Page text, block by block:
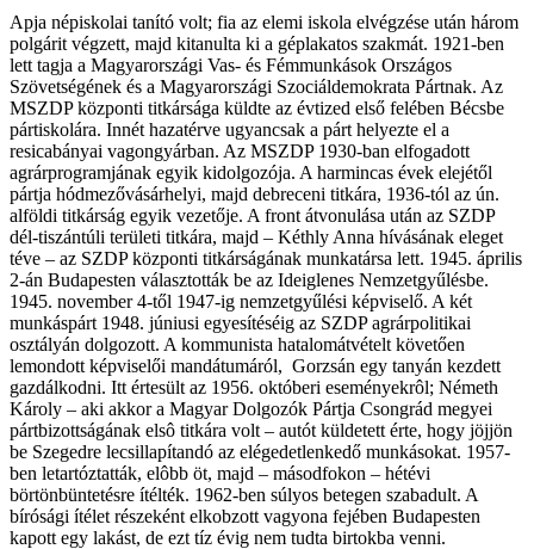
Apja népiskolai tanító volt; fia az elemi iskola elvégzése után három
polgárit végzett, majd kitanulta ki a géplakatos szakmát. 1921-ben
lett tagja a Magyarországi Vas- és Fémmunkások Országos
Szövetségének és a Magyarországi Szociáldemokrata Pártnak. Az
MSZDP központi titkársága küldte az évtized első felében Bécsbe
pártiskolára. Innét hazatérve ugyancsak a párt helyezte el a
resicabányai vagongyárban. Az MSZDP 1930-ban elfogadott
agrárprogramjának egyik kidolgozója. A harmincas évek elejétől
pártja hódmezővásárhelyi, majd debreceni titkára, 1936-tól az ún.
alföldi titkárság egyik vezetője. A front átvonulása után az SZDP
dél-tiszántúli területi titkára, majd – Kéthly Anna hívásának eleget
téve – az SZDP központi titkárságának munkatársa lett. 1945. április
2-án Budapesten választották be az Ideiglenes Nemzetgyűlésbe.
1945. november 4-től 1947-ig nemzetgyűlési képviselő. A két
munkáspárt 1948. júniusi egyesítéséig az SZDP agrárpolitikai
osztályán dolgozott. A kommunista hatalomátvételt követően
lemondott képviselői mandátumáról, Gorzsán egy tanyán kezdett
gazdálkodni. Itt értesült az 1956. októberi eseményekrôl; Németh
Károly – aki akkor a Magyar Dolgozók Pártja Csongrád megyei
pártbizottságának elsô titkára volt – autót küldetett érte, hogy jöjjön
be Szegedre lecsillapítandó az elégedetlenkedő munkásokat. 1957-
ben letartóztatták, elôbb öt, majd – másodfokon – hétévi
börtönbüntetésre ítélték. 1962-ben súlyos betegen szabadult. A
bírósági ítélet részeként elkobzott vagyona fejében Budapesten
kapott egy lakást, de ezt tíz évig nem tudta birtokba venni.